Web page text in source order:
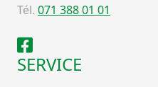
Tél. 071 388 01 01
Facebook
SERVICE